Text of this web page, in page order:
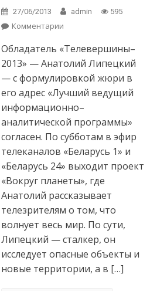
27/06/2013 admin 595
Комментарии
Интернет — та
среда, где нужно
быть осторожным
Обладатель «Телевершины–
2013» — Анатолий Липецкий
— с формулировкой жюри в
его адрес «Лучший ведущий
информационно–
аналитической программы»
согласен. По субботам в эфир
телеканалов «Беларусь 1» и
«Беларусь 24» выходит проект
«Вокруг планеты», где
Анатолий рассказывает
телезрителям о том, что
волнует весь мир. По сути,
Липецкий — сталкер, он
исследует опасные объекты и
новые территории, а в […]